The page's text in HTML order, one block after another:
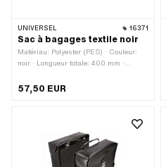
UNIVERSEL 16371
Sac à bagages textile noir
Matériau: Polyester (PES) · Couleur:
noir · Longueur totale: 400 mm ·
190 mm · Largeur: 120 mm · Hauteur:
300 mm · Type de fixation: Fermeture
57,50 EUR